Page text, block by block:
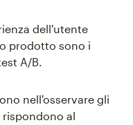
dell'utente
prodotto sono i
A/B.
nell'osservare gli
al